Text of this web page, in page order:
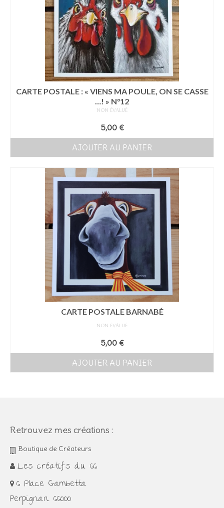
CARTE POSTALE : « VIENS MA POULE, ON SE CASSE
…! » N°12
NON ÉVALUÉ
5,00 €
AJOUTER AU PANIER
CARTE POSTALE BARNABÉ
NON ÉVALUÉ
5,00 €
AJOUTER AU PANIER
Retrouvez mes créations :
Boutique de Créateurs
Les créatifs du 66
6 Place Gambetta
Perpignan 66000